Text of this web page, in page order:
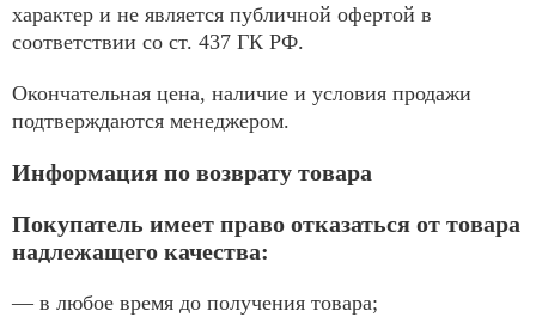
характер и не является публичной офертой в
соответствии со ст. 437 ГК РФ.
Окончательная цена, наличие и условия продажи
подтверждаются менеджером.
Информация по возврату товара
Покупатель имеет право отказаться от товара
надлежащего качества:
— в любое время до получения товара;